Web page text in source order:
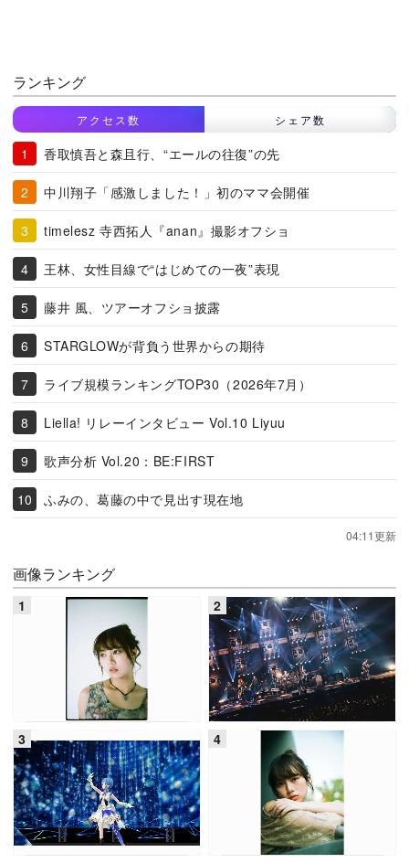
ランキング
アクセス数 シェア数
香取慎吾と森且行、“エールの往復”の先
中川翔子「感激しました！」初のママ会開催
timelesz 寺西拓人『anan』撮影オフショ
王林、女性目線で“はじめての一夜”表現
藤井 風、ツアーオフショ披露
STARGLOWが背負う世界からの期待
ライブ規模ランキングTOP30（2026年7月）
Liella! リレーインタビュー Vol.10 Liyuu
歌声分析 Vol.20：BE:FIRST
ふみの、葛藤の中で見出す現在地
04:11更新
画像ランキング